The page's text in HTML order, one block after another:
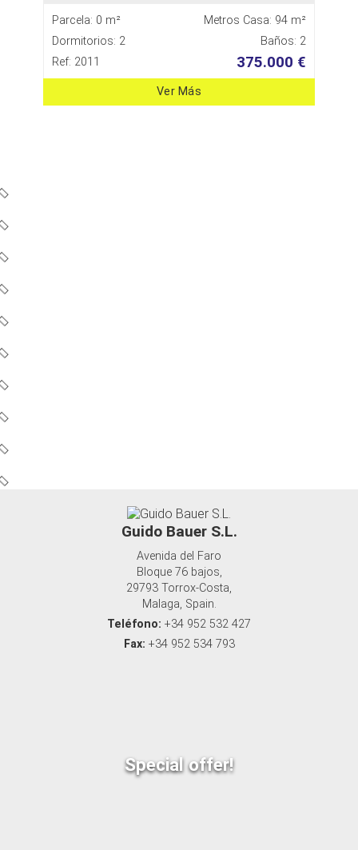
Parcela: 0 m²
Metros Casa: 94 m²
Dormitorios: 2
Baños: 2
Ref: 2011
375.000 €
Ver Más
Guido Bauer S.L.
Avenida del Faro
Bloque 76 bajos,
29793 Torrox-Costa,
Malaga, Spain.
Teléfono: +34 952 532 427
Fax: +34 952 534 793
Special offer!